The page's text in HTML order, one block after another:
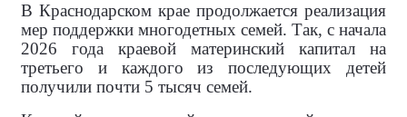
В Краснодарском крае продолжается реализация
мер поддержки многодетных семей. Так, с начала
2026 года краевой материнский капитал на
третьего и каждого из последующих детей
получили почти 5 тысяч семей.